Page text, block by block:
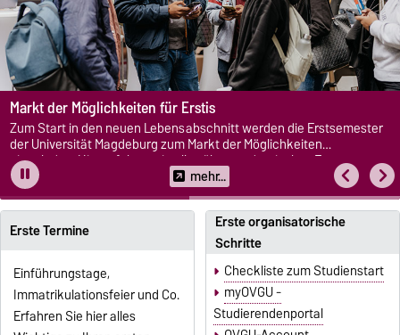
Markt der Möglichkeiten für Erstis
Zum Start in den neuen Lebensabschnitt werden die Erstsemester
der Universität Magdeburg zum Markt der Möglichkeiten
eingeladen. Hier erfahren sie alles über studentisches Engagement.
mehr...
Erste Termine
Einführungstage,
Immatrikulationsfeier und Co.
Erfahren Sie hier alles
Erste organisatorische
Schritte
Checkliste zum Studienstart
myOVGU -
Studierendenportal